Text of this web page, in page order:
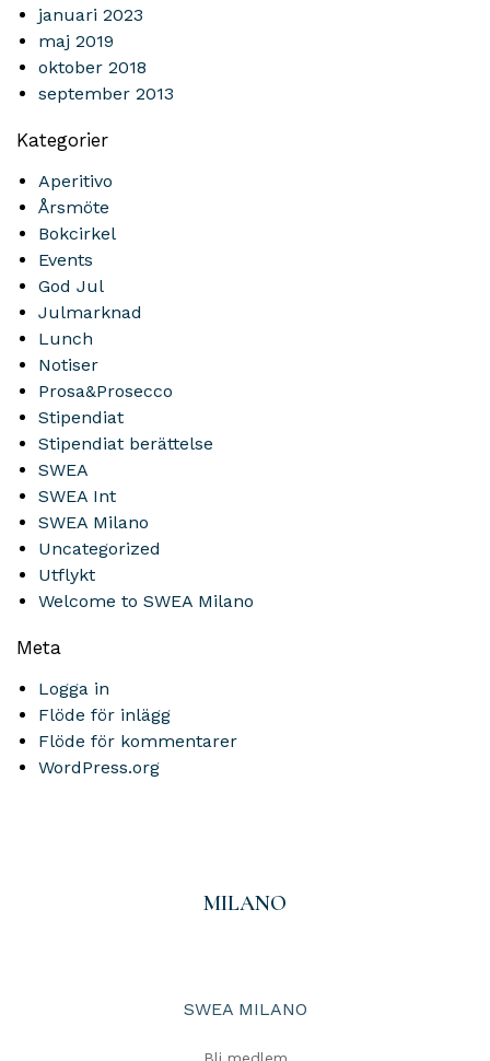
januari 2023
maj 2019
oktober 2018
september 2013
Kategorier
Aperitivo
Årsmöte
Bokcirkel
Events
God Jul
Julmarknad
Lunch
Notiser
Prosa&Prosecco
Stipendiat
Stipendiat berättelse
SWEA
SWEA Int
SWEA Milano
Uncategorized
Utflykt
Welcome to SWEA Milano
Meta
Logga in
Flöde för inlägg
Flöde för kommentarer
WordPress.org
MILANO
SWEA MILANO